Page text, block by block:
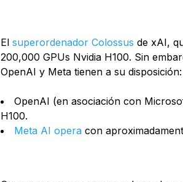
El superordenador Colossus de xAI,
200,000 GPUs Nvidia H100. Sin
OpenAI y Meta tienen a su disposición:
OpenAI (en asociación con
H100.
Meta AI opera con